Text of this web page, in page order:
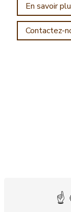
En savoir
Contactez-
2